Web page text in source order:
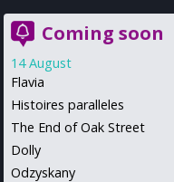
Coming soon
14 August
Flavia
Histoires paralleles
The End of Oak Street
Dolly
Odzyskany